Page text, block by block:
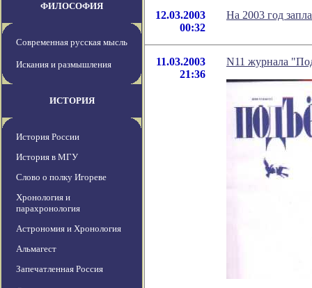
ФИЛОСОФИЯ
Современная русская мысль
Искания и размышления
ИСТОРИЯ
История России
История в МГУ
Слово о полку Игореве
Хронология и
парахронология
Астрономия и Хронология
Альмагест
Запечатленная Россия
12.03.2003
00:32
На 2003 год
11.03.2003
21:36
N11 журнала